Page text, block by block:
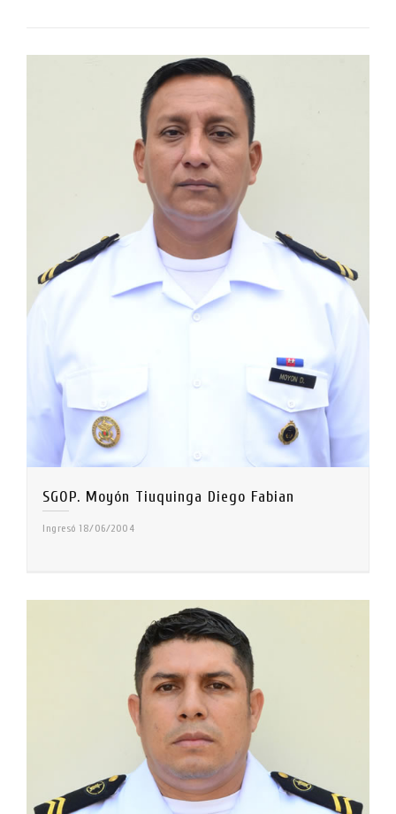
SGOP. Moyón Tiuquinga Diego Fabian
Ingresó 18/06/2004